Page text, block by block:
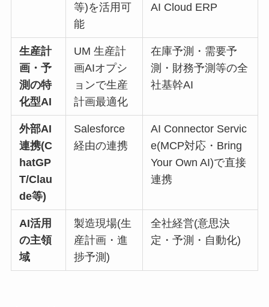
等)を活用可
能
AI Cloud ERP
生産計
画・予
測の特
化型AI
UM 生産計
画AIオプシ
ョンで生産
計画最適化
在庫予測・需要予
測・財務予測等の全
社基幹AI
外部AI
連携(C
hatGP
T/Clau
de等)
Salesforce
経由の連携
AI Connector Servic
e(MCP対応・Bring
Your Own AI)で直接
連携
AI活用
の主領
域
製造現場(生
産計画・進
捗予測)
全社経営(意思決
定・予測・自動化)